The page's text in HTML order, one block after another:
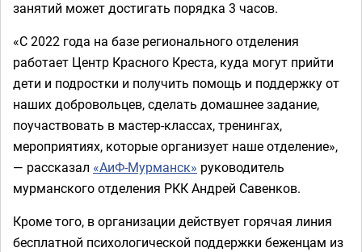
занятий может достигать порядка 3 часов.
«С 2022 года на базе регионального отделения
работает Центр Красного Креста, куда могут прийти
дети и подростки и получить помощь и поддержку от
наших добровольцев, сделать домашнее задание,
поучаствовать в мастер-классах, тренингах,
мероприятиях, которые организует наше отделение»,
— рассказал «АиФ-Мурманск» руководитель
мурманского отделения РКК Андрей Савенков.
Кроме того, в организации действует горячая линия
бесплатной психологической поддержки беженцам из